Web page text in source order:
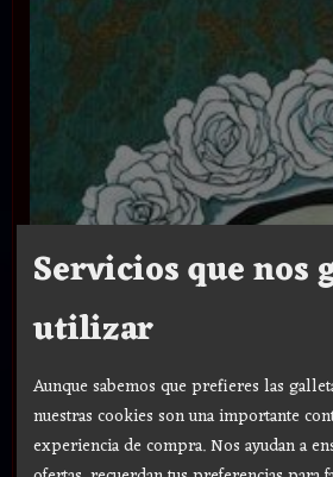
Servicios que nos
utilizar
Aunque sabemos que prefieres las
nuestras cookies son una importante
experiencia de compra. Nos ayudan a